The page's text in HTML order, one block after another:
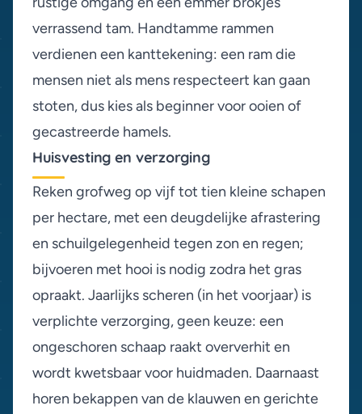
verrassend tam. Handtamme rammen
verdienen een kanttekening: een ram die
mensen niet als mens respecteert kan gaan
stoten, dus kies als beginner voor ooien of
gecastreerde hamels.
Huisvesting en verzorging
Reken grofweg op vijf tot tien kleine schapen
per hectare, met een deugdelijke afrastering
en schuilgelegenheid tegen zon en regen;
bijvoeren met hooi is nodig zodra het gras
opraakt. Jaarlijks scheren (in het voorjaar) is
verplichte verzorging, geen keuze: een
ongeschoren schaap raakt oververhit en
wordt kwetsbaar voor huidmaden. Daarnaast
horen bekappen van de klauwen en gerichte